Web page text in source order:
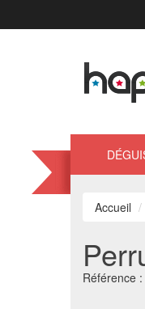
Accueil
Référence :